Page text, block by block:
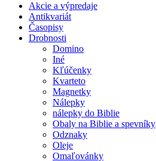
Akcie a výpredaje
Antikvariát
Časopisy
Drobnosti
Domino
Iné
Kľúčenky
Kvarteto
Magnetky
Nálepky
nálepky do Biblie
Obaly na Biblie a spevníky
Odznaky
Oleje
Omaľovánky